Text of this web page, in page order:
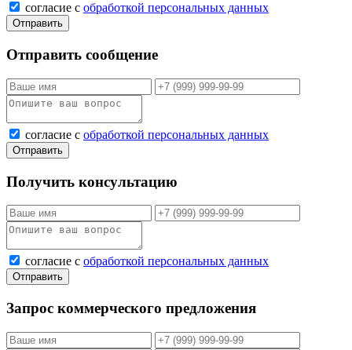
согласие с обработкой персональных данных
Отправить
Отправить сообщение
согласие с обработкой персональных данных
Отправить
Получить консультацию
согласие с обработкой персональных данных
Отправить
Запрос коммерческого предложения